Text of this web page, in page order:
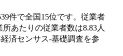
件で全国15位です。従業者
あたりの従業者数は8.83人
済センサス‐基礎調査を参